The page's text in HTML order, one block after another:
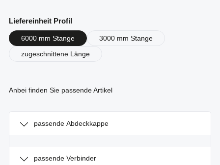
Liefereinheit Profilauswählen
6000 mm Stange
3000 mm Stange
zugeschnittene Länge
Anbei finden Sie passende Artikel
passende Abdeckkappe
passende Verbinder